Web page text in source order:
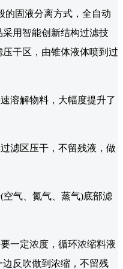
的固液分离方式，全自动
用智能创新结构过滤技
干区，由锥体液体喷到过
溶解物料，大幅度提升了
滤区压干，不留残液，做
气、氮气、蒸气)底部滤
一定浓度，循环浓缩料液
边反吹做到浓缩，不留残